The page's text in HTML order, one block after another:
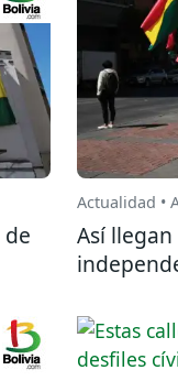
Actualidad •
Así